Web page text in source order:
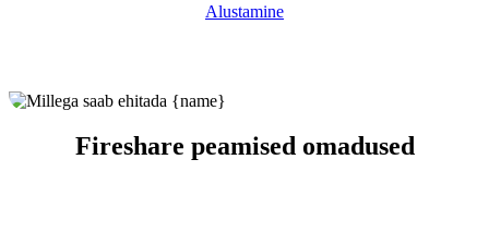
Alustamine
Fireshare peamised omadused